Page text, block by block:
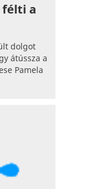
félti a
dolgot
átússza a
Pamela